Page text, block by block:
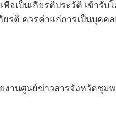
พื่อเป็นเกียรติประวัติ เข้ารั
ยรติ ควรค่าแก่การเป็นบุค
านศูนย์ข่าวสารจังหวัดชุมพ